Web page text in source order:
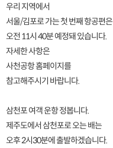
우리 지역에서
서울/김포로 가는 첫 번째 항공편은
오전 11시 40분 예정돼 있습니다.
자세한 사항은
사천공항 홈페이지를
참고해주시기 바랍니다.
삼천포 여객 운항 정봅니다.
제주도에서 삼천포로 오는 배는
오후 2시30분에 출발하겠습니다.